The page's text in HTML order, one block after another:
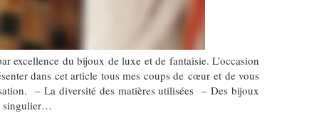
excellence du bijoux de luxe et de fantaisie. L’occasion
dans cet article tous mes coups de cœur et de vous
– La diversité des matières utilisées – Des bijoux
singulier…